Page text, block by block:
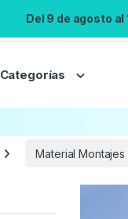
Del 9 de agosto
Categorías
Material Montajes